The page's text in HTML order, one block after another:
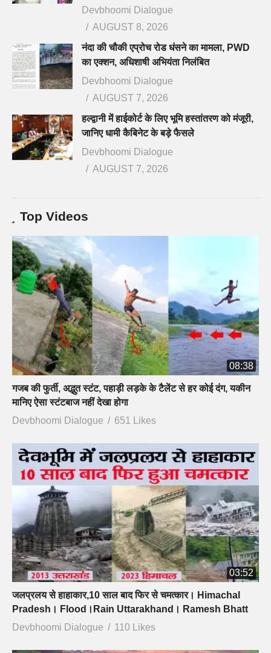
Devbhoomi Dialogue
AUGUST 8, 2026
नंदा की चौकी एप्रोच रोड धंसने का मामला, PWD
का एक्शन, अधिशाषी अभियंता निलंबित
Devbhoomi Dialogue
AUGUST 7, 2026
हल्द्वानी में हाईकोर्ट के लिए भूमि हस्तांतरण को मंजूरी,
जानिए धामी कैबिनेट के बड़े फैसले
Devbhoomi Dialogue
AUGUST 7, 2026
Top Videos
08:38
गजब की फुर्ती, अद्भुत स्टंट, पहाड़ी लड़के के टैलेंट से हर कोई दंग, यकीन
मानिए ऐसा स्टंटबाज नहीं देखा होगा
Devbhoomi Dialogue
651 Likes
03:52
जलप्रलय से हाहाकार,10 साल बाद फिर से चमत्कार। Himachal
Pradesh। Flood।Rain Uttarakhand। Ramesh Bhatt
Devbhoomi Dialogue
110 Likes